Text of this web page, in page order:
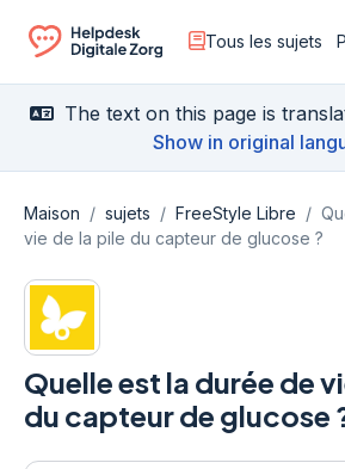
Ga naar de homepagina
Tous les sujets
The text on this page is
Show in original
Maison / sujets / FreeStyle Libre /
vie de la pile du capteur de glucose ?
Quelle est la durée de
du capteur de glucose